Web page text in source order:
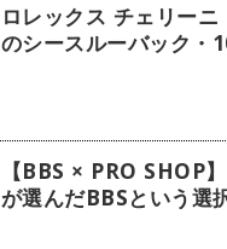
ロレックス チェリー
のシースルーバック・
【BBS × PRO SHOP
が選んだBBSという選